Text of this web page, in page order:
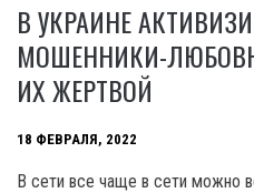
В УКРАИНЕ
МОШЕННИКИ-
ИХ ЖЕРТВОЙ
18 ФЕВРАЛЯ, 2022
В сети все чаще в сети можно